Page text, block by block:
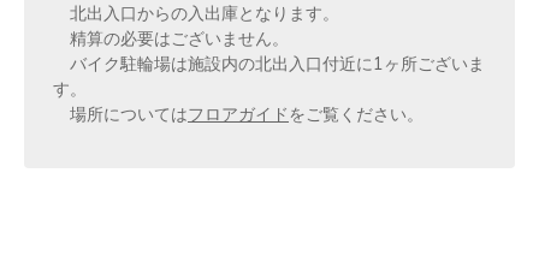
北出入口からの入出庫となります。
精算の必要はございません。
バイク駐輪場は施設内の北出入口付近に1ヶ所ございま
す。
場所についてはフロアガイドをご覧ください。